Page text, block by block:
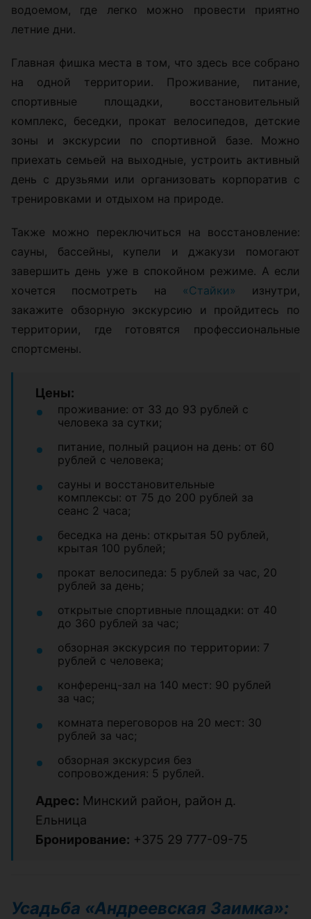
водоемом, где легко можно провести приятно
летние дни.
Главная фишка места в том, что здесь все собрано
на одной территории. Проживание, питание,
спортивные площадки, восстановительный
комплекс, беседки, прокат велосипедов, детские
зоны и экскурсии по спортивной базе. Можно
приехать семьей на выходные, устроить активный
день с друзьями или организовать корпоратив с
тренировками и отдыхом на природе.
Также можно переключиться на восстановление:
сауны, бассейны, купели и джакузи помогают
завершить день уже в спокойном режиме. А если
хочется посмотреть на «Стайки» изнутри,
закажите обзорную экскурсию и пройдитесь по
территории, где готовятся профессиональные
спортсмены.
Цены:
проживание: от 33 до 93 рублей с
человека за сутки;
питание, полный рацион на день: от 60
рублей с человека;
сауны и восстановительные
комплексы: от 75 до 200 рублей за
сеанс 2 часа;
беседка на день: открытая 50 рублей,
крытая 100 рублей;
прокат велосипеда: 5 рублей за час, 20
рублей за день;
открытые спортивные площадки: от 40
до 360 рублей за час;
обзорная экскурсия по территории: 7
рублей с человека;
конференц-зал на 140 мест: 90 рублей
за час;
комната переговоров на 20 мест: 30
рублей за час;
обзорная экскурсия без
сопровождения: 5 рублей.
Адрес: Минский район, район д.
Ельница
Бронирование: +375 29 777-09-75
Усадьба «Андреевская Заимка»: